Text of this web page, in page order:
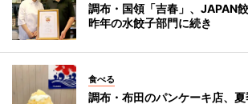
調布・国領「吉春」、JAPAN
昨年の水餃子部門に続き
食べる
調布・布田のパンケーキ店、